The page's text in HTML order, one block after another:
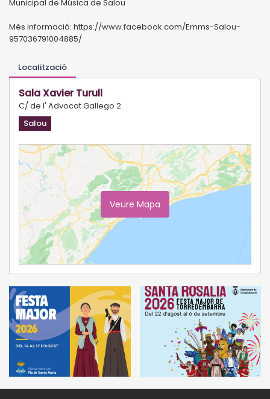
Municipal de Música de Salou
Més informació: https://www.facebook.com/Emms-Salou-
957036791004885/
Localització
Sala Xavier Turull
C/ de l' Advocat Gallego 2
Salou
Veure Mapa